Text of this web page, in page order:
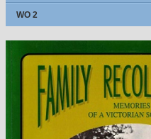
WO 2